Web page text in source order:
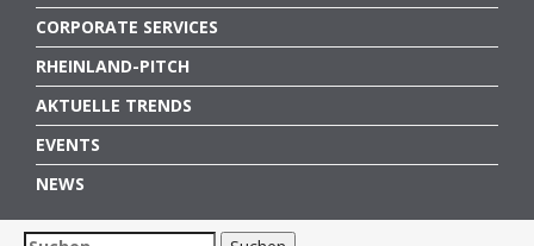
CORPORATE SERVICES
RHEINLAND-PITCH
AKTUELLE TRENDS
EVENTS
NEWS